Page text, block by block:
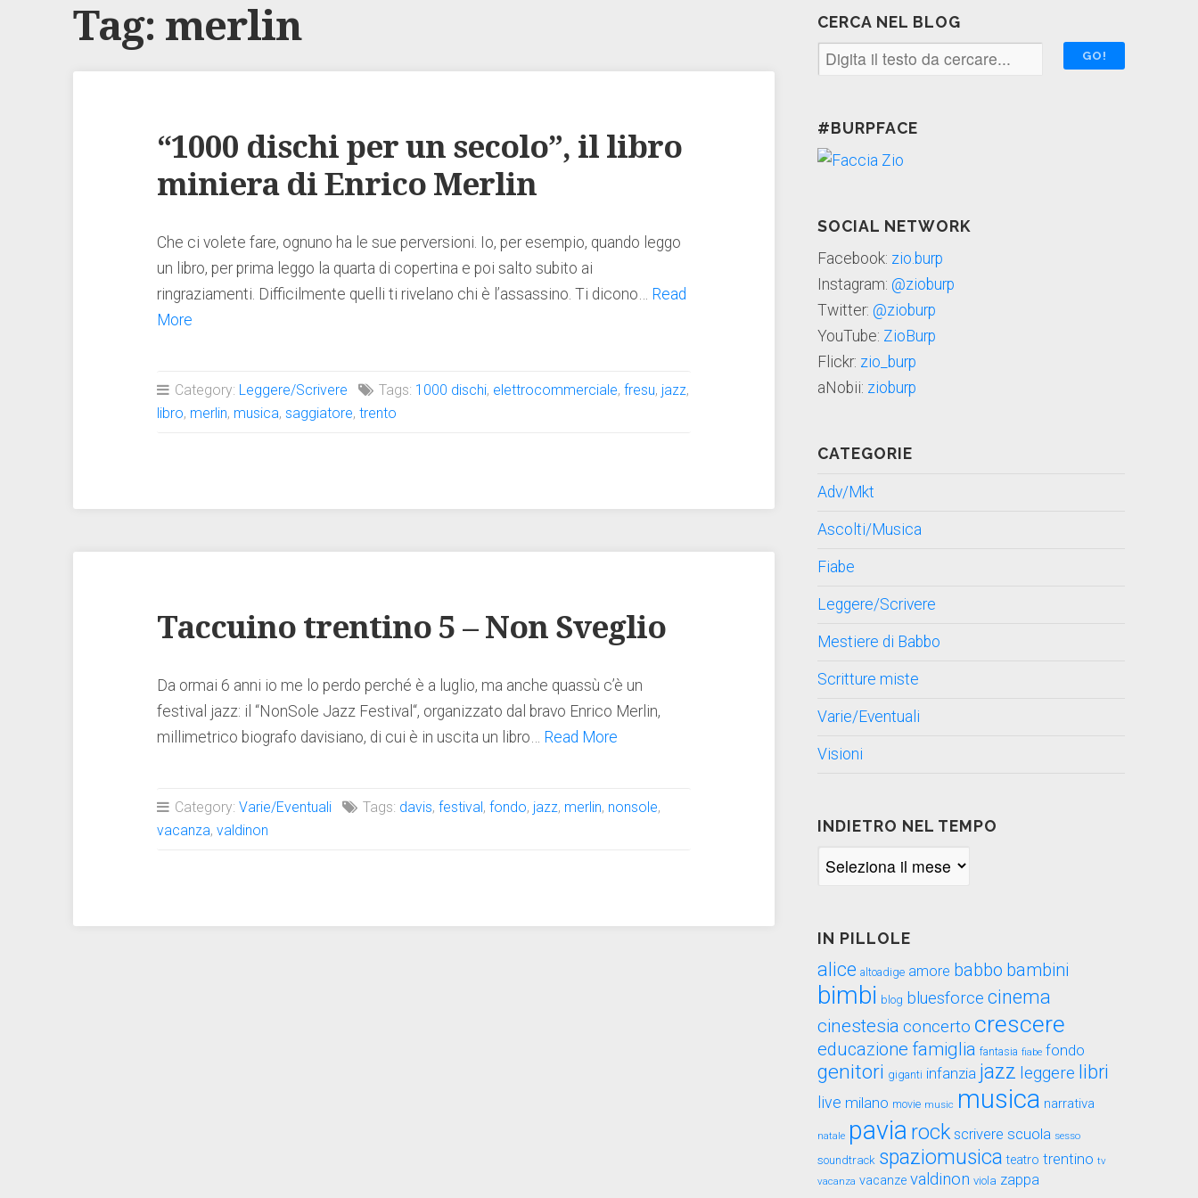
Tag: merlin
“1000 dischi per un secolo”, il libro
miniera di Enrico Merlin
Che ci volete fare, ognuno ha le sue perversioni. Io, per esempio, quando leggo
un libro, per prima leggo la quarta di copertina e poi salto subito ai
ringraziamenti. Difficilmente quelli ti rivelano chi è l’assassino. Ti dicono… Read
More
Category: Leggere/Scrivere Tags: 1000 dischi, elettrocommerciale,fresu, jazz,
libro, merlin, musica,saggiatore,trento
Taccuino trentino 5 – Non Sveglio
Da ormai 6 anni io me lo perdo perché è a luglio, ma anche quassù c’è un
festival jazz: il “NonSole Jazz Festival“, organizzato dal bravo Enrico Merlin,
millimetrico biografo davisiano, di cui è in uscita un libro… Read More
Category:Varie/Eventuali Tags: davis,festival,fondo, jazz, merlin, nonsole,
vacanza,valdinon
CERCA NEL BLOG
#BURPFACE
SOCIAL NETWORK
Facebook: zio.burp
Instagram: @zioburp
Twitter: @zioburp
YouTube: ZioBurp
Flickr: zio_burp
aNobii: zioburp
CATEGORIE
Adv/Mkt
Ascolti/Musica
Fiabe
Leggere/Scrivere
Mestiere di Babbo
Scritture miste
Varie/Eventuali
Visioni
INDIETRO NEL TEMPO
Indietro
IN PILLOLE
alice altoadige amore babbo bambini
bimbi blog bluesforce cinema
cinestesia concerto crescere
educazione famiglia fantasia fiabe fondo
genitori giganti infanzia jazz leggere libri
live milano movie music musica narrativa
natale pavia rock scrivere scuola sesso
soundtrack spaziomusica teatro trentino tv
vacanza vacanze valdinon viola zappa